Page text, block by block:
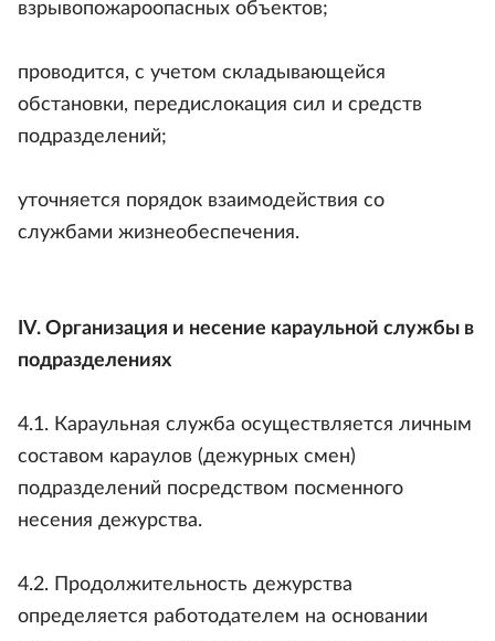
взрывопожароопасных объектов;
проводится, с учетом складывающейся
обстановки, передислокация сил и средств
подразделений;
уточняется порядок взаимодействия со
службами жизнеобеспечения.
IV. Организация и несение караульной службы в
подразделениях
4.1. Караульная служба осуществляется личным
составом караулов (дежурных смен)
подразделений посредством посменного
несения дежурства.
4.2. Продолжительность дежурства
определяется работодателем на основании